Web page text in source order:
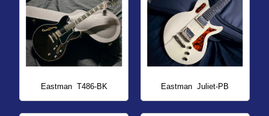
Eastman T486-BK Eastman Juliet-PB